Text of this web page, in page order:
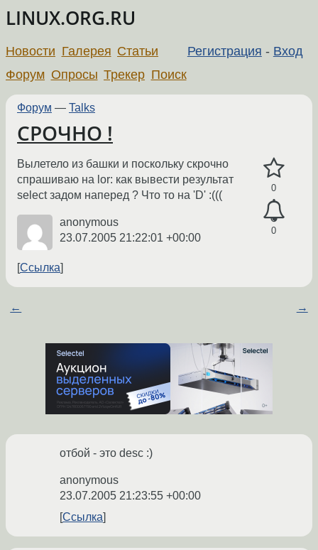
LINUX.ORG.RU
Регистрация - Вход
Новости Галерея Статьи
Форум Опросы Трекер Поиск
Форум — Talks
СРОЧНО !
0
0
Вылетело из башки и поскольку скрочно
спрашиваю на lor: как вывести результат
select задом наперед ? Что то на 'D' :(((
anonymous
23.07.2005 21:22:01 +00:00
Ссылка
← →
отбой - это desc :)
anonymous
23.07.2005 21:23:55 +00:00
Ссылка